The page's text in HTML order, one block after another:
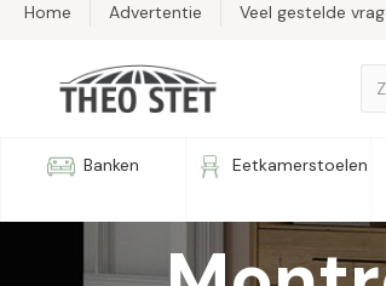
Home Advertentie Veel gestelde
Banken Eetkamerstoelen